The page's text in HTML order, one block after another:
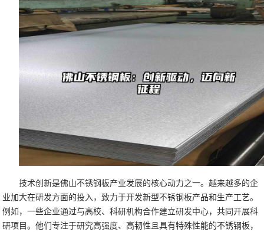
技术创新是佛山不锈钢板产业发展的核心动力之一。越来越多的企
业加大在研发方面的投入，致力于开发新型不锈钢板产品和生产工艺。
例如，一些企业通过与高校、科研机构合作建立研发中心，共同开展科
研项目。他们专注于研究高强度、高韧性且具有特殊性能的不锈钢板，